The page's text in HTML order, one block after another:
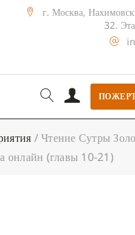
г. Москва,
32.
/Чтение Сутры
онлайн (главы 10-21)